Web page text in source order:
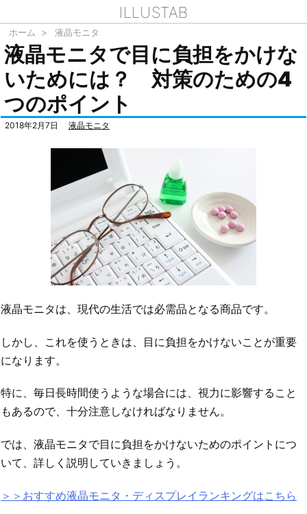
ILLUSTAB
ホーム > 液晶モニタ
液晶モニタで目に負担をかけな
いためには？ 対策のための4
つのポイント
2018年2月7日 液晶モニタ
液晶モニタは、現代の生活では必需品となる商品です。
しかし、これを使うときは、目に負担をかけないことが重要
になります。
特に、毎日長時間使うような場合には、視力に影響すること
もあるので、十分注意しなければなりません。
では、液晶モニタで目に負担をかけないためのポイントにつ
いて、詳しく説明していきましょう。
＞＞おすすめ液晶モニタ・ディスプレイランキングはこちら